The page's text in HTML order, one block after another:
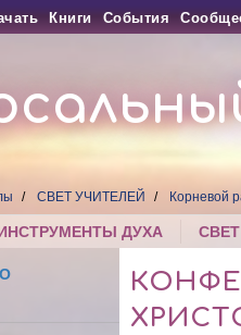
Книги События
СВЕТ УЧИТЕЛЕЙ Корневой
ДУХА